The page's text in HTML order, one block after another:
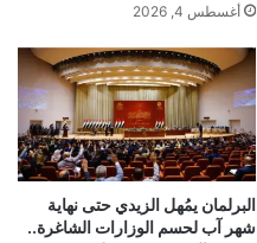
أغسطس 4, 2026
البرلمان يمُهل الزيدي حتى نهاية
شهر آب لحسم الوزارات الشاغرة..